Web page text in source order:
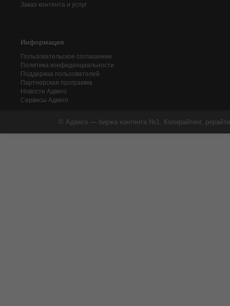
Заказ контента и услуг
Информация
Пользовательское соглашение
Политика конфиденциальности
Поддержка пользователей
Партнерская программа
Новости Адвего
Сервисы Адвего
© Адвего — биржа контента №1. Копирайтинг,